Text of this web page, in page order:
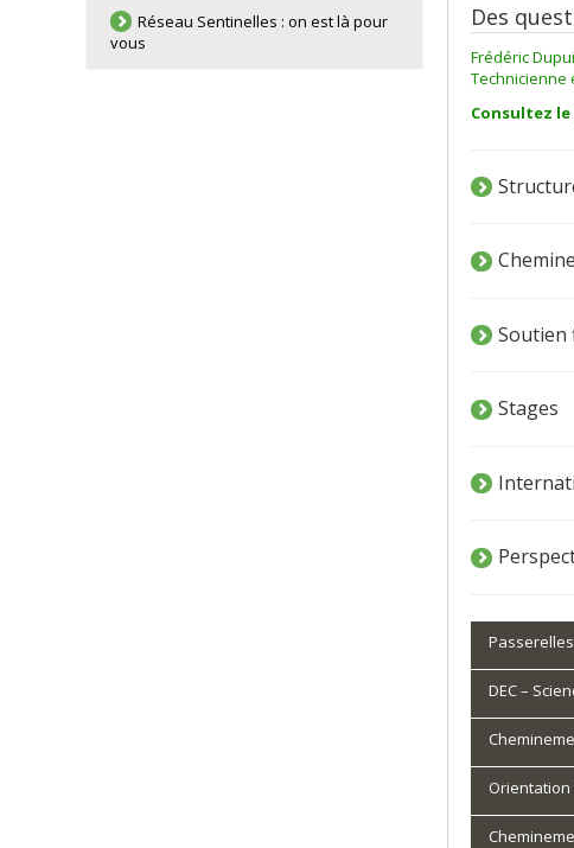
Des
Frédéric
Technicienne
Consultez
Soutien
Stages
Passerelles
DEC –
Orientation
Réseau Sentinelles : on est là pour
vous